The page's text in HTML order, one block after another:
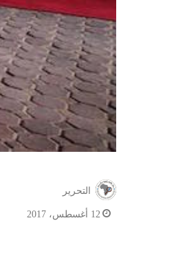
التحرير
12 أغسطس، 2017